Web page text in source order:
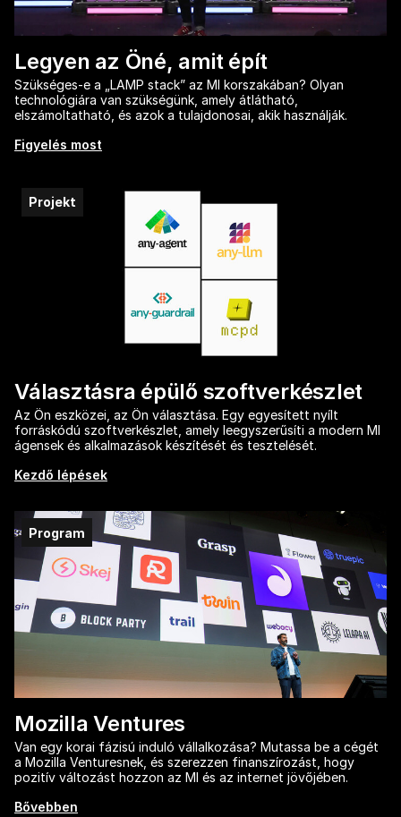
Legyen az Öné, amit épít
Szükséges-e a „LAMP stack” az MI korszakában? Olyan
technológiára van szükségünk, amely átlátható,
elszámoltatható, és azok a tulajdonosai, akik használják.
Figyelés most
Választásra épülő szoftverkészlet
Projekt
Az Ön eszközei, az Ön választása. Egy egyesített nyílt
forráskódú szoftverkészlet, amely leegyszerűsíti a modern MI
ágensek és alkalmazások készítését és tesztelését.
Kezdő lépések
Mozilla Ventures
Program
Van egy korai fázisú induló vállalkozása? Mutassa be a cégét
a Mozilla Venturesnek, és szerezzen finanszírozást, hogy
pozitív változást hozzon az MI és az internet jövőjében.
Bővebben